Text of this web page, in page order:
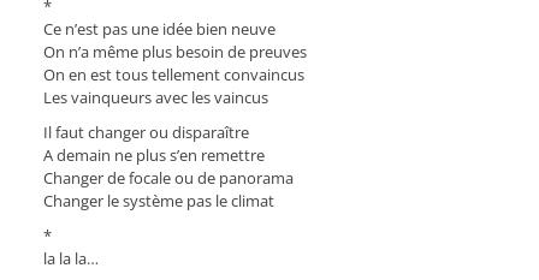
*
Ce n’est pas une idée bien neuve
On n’a même plus besoin de preuves
On en est tous tellement convaincus
Les vainqueurs avec les vaincus
Il faut changer ou disparaître
A demain ne plus s’en remettre
Changer de focale ou de panorama
Changer le système pas le climat
*
la la la…